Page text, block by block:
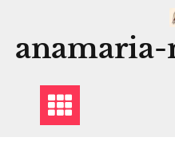
contenido